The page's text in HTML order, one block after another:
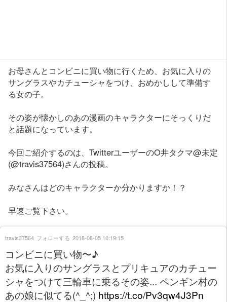
お母さんとコンビニに買い物に行くため、お気に入りの
サングラスやカチューシャをつけ、おめかしして準備す
る女の子。
その姿が懐かしのあの漫画のキャラクターにそっくりだ
と話題になっています。
今回ご紹介するのは、TwitterユーザーのO井タクマ@未定
(@travis37564)さんの投稿。
みなさんはどのキャラクターか分かりますか！？
早速ご覧下さい。
コンビニに買い物〜♪
お気に入りのサングラスとプリキュアのカチュー
シャをつけて三輪車に乗るその姿... ペンギン村の
あの娘に似てる(^_^;) https://t.co/Pv3qw4J3Pn
travis37564 フォローする 2018-08-05 10:19:15